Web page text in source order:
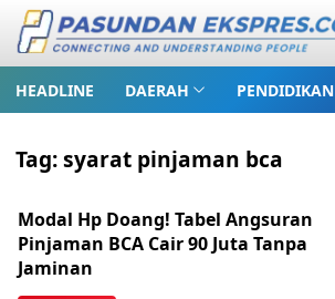
HEADLINE DAERAH PENDIDIKAN
Tag:syarat pinjaman bca
Modal Hp Doang! Tabel Angsuran
Pinjaman BCA Cair 90 Juta Tanpa
Jaminan